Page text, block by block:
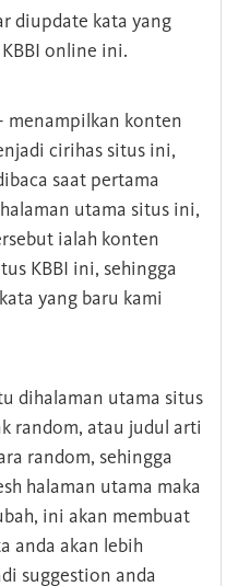
diupdate kata yang
online ini.
- menampilkan konten
cirihas situs ini,
saat pertama
utama situs ini,
ialah konten
KBBI ini, sehingga
yang baru kami
dihalaman utama situs
random, atau judul arti
random, sehingga
halaman utama maka
ini akan membuat
anda akan lebih
suggestion anda